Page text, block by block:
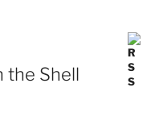
the Shell